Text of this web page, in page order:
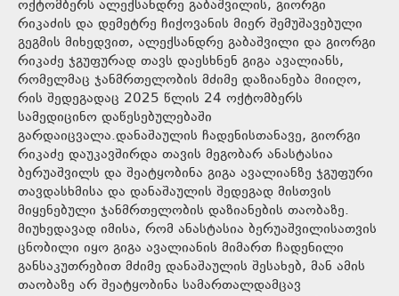
ოქტომბერს ალექსანდრე გაბაშვილის, გიორგი
რიკაძის და დემეტრე ჩიქოვანის მიერ შემუშავებული
გეგმის მიხედვით, ალექსანდრე გაბაშვილი და გიორგი
რიკაძე ჯგუფურად თავს დაესხნენ გიგა ავალიანს,
რომელმაც ჯანმრთელობის მძიმე დაზიანება მიიღო,
რის შედეგადაც 2025 წლის 24 ოქტომბერს
სამედიცინო დაწესებულებაში
გარდაიცვალა.დანაშაულის ჩადენისთანავე, გიორგი
რიკაძე დაუკავშირდა თავის მეგობარ ანასტასია
ბერუაშვილს და შეატყობინა გიგა ავალიანზე ჯგუფური
თავდასხმისა და დანაშაულის შედეგად მისთვის
მიყენებული ჯანმრთელობის დაზიანების თაობაზე.
მიუხედავად იმისა, რომ ანასტასია ბერუაშვილისათვის
ცნობილი იყო გიგა ავალიანის მიმართ ჩადენილი
განსაკუთრებით მძიმე დანაშაულის შესახებ, მან ამის
თაობაზე არ შეატყობინა სამართალდამცავ